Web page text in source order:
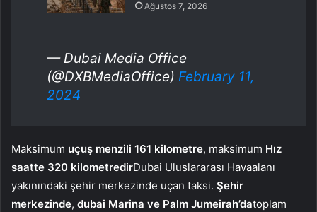
Ağustos 7, 2026
— Dubai Media Office
(@DXBMediaOffice) February 11,
2024
Maksimum uçuş menzili 161 kilometre, maksimum Hız
saatte 320 kilometredirDubai Uluslararası Havaalanı
yakınındaki şehir merkezinde uçan taksi. Şehir
merkezinde, dubai Marina ve Palm Jumeirah’datoplam